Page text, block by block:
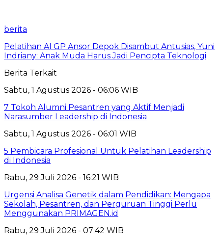
berita
Pelatihan AI GP Ansor Depok Disambut Antusias, Yuni
Indriany: Anak Muda Harus Jadi Pencipta Teknologi
Berita Terkait
Sabtu, 1 Agustus 2026 - 06:06 WIB
7 Tokoh Alumni Pesantren yang Aktif Menjadi
Narasumber Leadership di Indonesia
Sabtu, 1 Agustus 2026 - 06:01 WIB
5 Pembicara Profesional Untuk Pelatihan Leadership
di Indonesia
Rabu, 29 Juli 2026 - 16:21 WIB
Urgensi Analisa Genetik dalam Pendidikan: Mengapa
Sekolah, Pesantren, dan Perguruan Tinggi Perlu
Menggunakan PRIMAGEN.id
Rabu, 29 Juli 2026 - 07:42 WIB